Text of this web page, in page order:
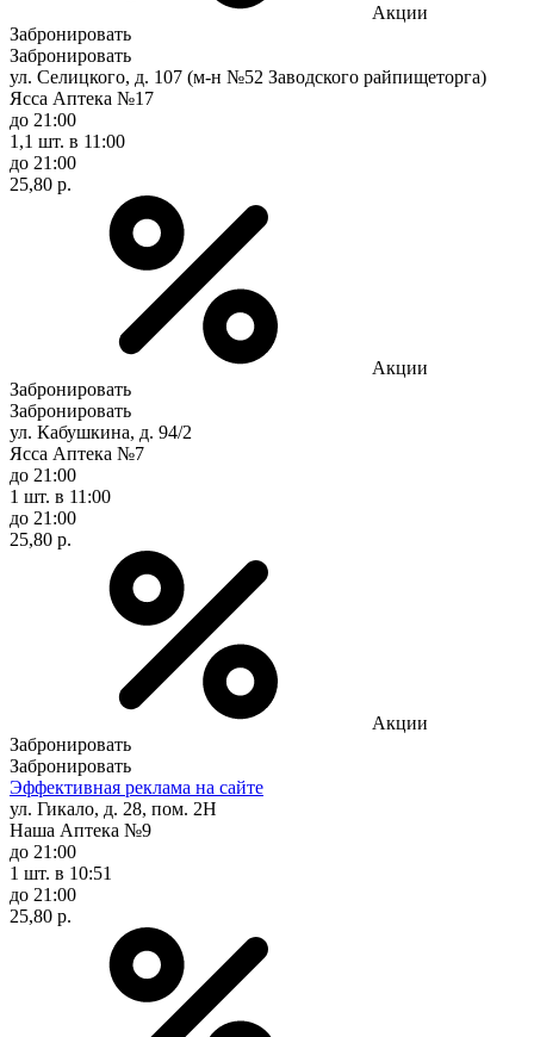
Акции
Забронировать
Забронировать
ул. Селицкого, д. 107 (м-н №52 Заводского райпищеторга)
Ясса Аптека №17
до 21:00
1,1 шт. в 11:00
до 21:00
25,80 р.
Акции
Забронировать
Забронировать
ул. Кабушкина, д. 94/2
Ясса Аптека №7
до 21:00
1 шт. в 11:00
до 21:00
25,80 р.
Акции
Забронировать
Забронировать
Эффективная реклама на сайте
ул. Гикало, д. 28, пом. 2Н
Наша Аптека №9
до 21:00
1 шт. в 10:51
до 21:00
25,80 р.